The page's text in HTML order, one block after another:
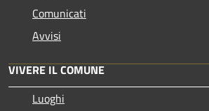
Comunicati
Avvisi
VIVERE IL COMUNE
Luoghi